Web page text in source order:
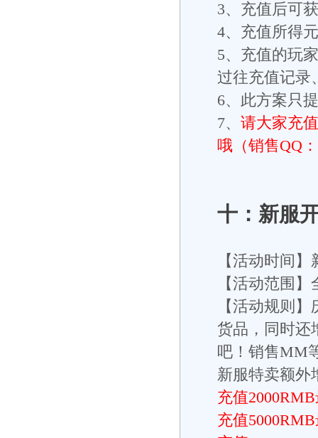
3、充值后可
4、充值所得
5、充值的玩
过往充值记录
6、此方案只
7、 请大家充
哦（销售QQ
十：新服
【活动时间
【活动范围】
【活动规则
货品，同时还
吧！销售MM
新服特卖额外
充值
充值